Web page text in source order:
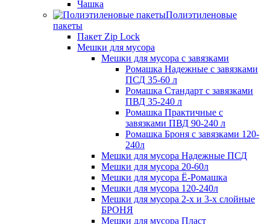
Чашка
Полиэтиленовые
пакеты
Пакет Zip Lock
Мешки для мусора
Мешки для мусора с завязками
Ромашка Надежные с завязками
ПСД 35-60 л
Ромашка Стандарт с завязками
ПВД 35-240 л
Ромашка Практичные с
завязками ПВД 90-240 л
Ромашка Броня с завязками 120-
240л
Мешки для мусора Надежные ПСД
Мешки для мусора 20-60л
Мешки для мусора Ё-Ромашка
Мешки для мусора 120-240л
Мешки для мусора 2-х и 3-х слойные
БРОНЯ
Мешки для мусора Пласт